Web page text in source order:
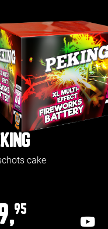
cake
95